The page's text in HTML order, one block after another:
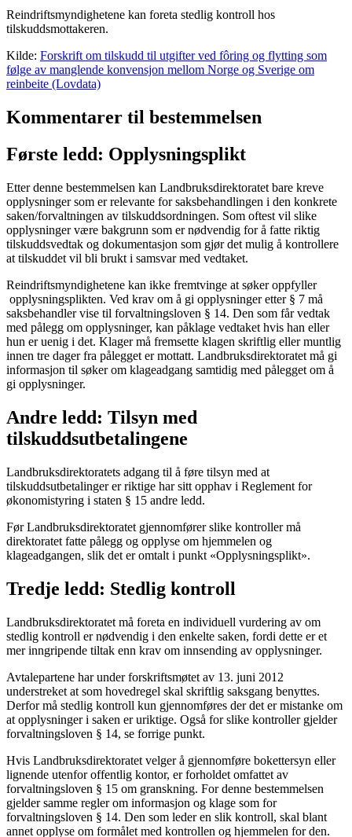
Reindriftsmyndighetene kan foreta stedlig kontroll hos
tilskuddsmottakeren.
Kilde: Forskrift om tilskudd til utgifter ved fôring og flytting som
følge av manglende konvensjon mellom Norge og Sverige om
reinbeite (Lovdata)
Kommentarer til bestemmelsen
Første ledd: Opplysningsplikt
Etter denne bestemmelsen kan Landbruksdirektoratet bare kreve
opplysninger som er relevante for saksbehandlingen i den konkrete
saken/forvaltningen av tilskuddsordningen. Som oftest vil slike
opplysninger være bakgrunn som er nødvendig for å fatte riktig
tilskuddsvedtak og dokumentasjon som gjør det mulig å kontrollere
at tilskuddet vil bli brukt i samsvar med vedtaket.
Reindriftsmyndighetene kan ikke fremtvinge at søker oppfyller
opplysningsplikten. Ved krav om å gi opplysninger etter § 7 må
saksbehandler vise til forvaltningsloven § 14. Den som får vedtak
med pålegg om opplysninger, kan påklage vedtaket hvis han eller
hun er uenig i det. Klager må fremsette klagen skriftlig eller muntlig
innen tre dager fra pålegget er mottatt. Landbruksdirektoratet må gi
informasjon til søker om klageadgang samtidig med pålegget om å
gi opplysninger.
Andre ledd: Tilsyn med
tilskuddsutbetalingene
Landbruksdirektoratets adgang til å føre tilsyn med at
tilskuddsutbetalinger er riktige har sitt opphav i Reglement for
økonomistyring i staten § 15 andre ledd.
Før Landbruksdirektoratet gjennomfører slike kontroller må
direktoratet fatte pålegg og opplyse om hjemmelen og
klageadgangen, slik det er omtalt i punkt «Opplysningsplikt».
Tredje ledd: Stedlig kontroll
Landbruksdirektoratet må foreta en individuell vurdering av om
stedlig kontroll er nødvendig i den enkelte saken, fordi dette er et
mer inngripende tiltak enn krav om innsending av opplysninger.
Avtalepartene har under forskriftsmøtet av 13. juni 2012
understreket at som hovedregel skal skriftlig saksgang benyttes.
Derfor må stedlig kontroll kun gjennomføres der det er mistanke om
at opplysninger i saken er uriktige. Også for slike kontroller gjelder
forvaltningsloven § 14, se forrige punkt.
Hvis Landbruksdirektoratet velger å gjennomføre bokettersyn eller
lignende utenfor offentlig kontor, er forholdet omfattet av
forvaltningsloven § 15 om granskning. For denne bestemmelsen
gjelder samme regler om informasjon og klage som for
forvaltningsloven § 14. Den som leder en slik kontroll, skal blant
annet opplyse om formålet med kontrollen og hjemmelen for den.